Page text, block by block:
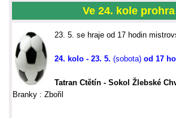
Ve 24. kole
23. 5. se hraje od 17 hodin
24. kolo - 23. 5. (sobota) od 17
Tatran Ctětín - Sokol Žlebské
Branky : Zbořil